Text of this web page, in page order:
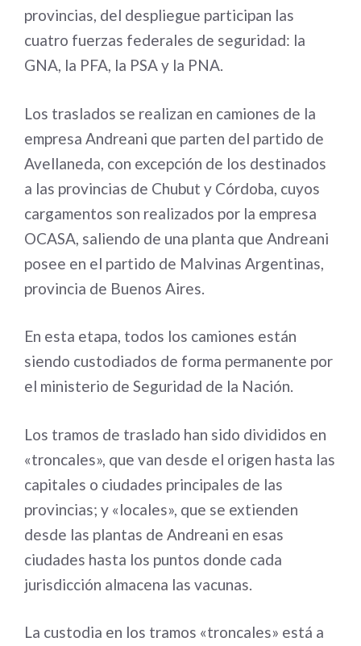
provincias, del despliegue participan las
cuatro fuerzas federales de seguridad: la
GNA, la PFA, la PSA y la PNA.
Los traslados se realizan en camiones de la
empresa Andreani que parten del partido de
Avellaneda, con excepción de los destinados
a las provincias de Chubut y Córdoba, cuyos
cargamentos son realizados por la empresa
OCASA, saliendo de una planta que Andreani
posee en el partido de Malvinas Argentinas,
provincia de Buenos Aires.
En esta etapa, todos los camiones están
siendo custodiados de forma permanente por
el ministerio de Seguridad de la Nación.
Los tramos de traslado han sido divididos en
«troncales», que van desde el origen hasta las
capitales o ciudades principales de las
provincias; y «locales», que se extienden
desde las plantas de Andreani en esas
ciudades hasta los puntos donde cada
jurisdicción almacena las vacunas.
La custodia en los tramos «troncales» está a